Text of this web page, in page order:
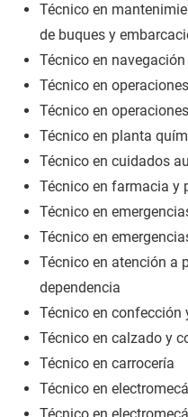
Técnico en
de buques y
Técnico en
Técnico en
Técnico en
Técnico en planta
Técnico en cuidados
Técnico en farmacia y
Técnico en
Técnico en
Técnico en atención a
dependencia
Técnico en confección
Técnico en calzado y
Técnico en carrocería
Técnico en